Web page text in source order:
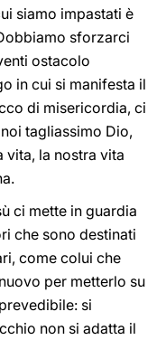
siamo impastati è
sforzarci
ostacolo
in cui si manifesta il
di misericordia, ci
tagliassimo Dio,
vita, la nostra vita
ci mette in guardia
che sono destinati
come colui che
per metterlo su
si
non si adatta il